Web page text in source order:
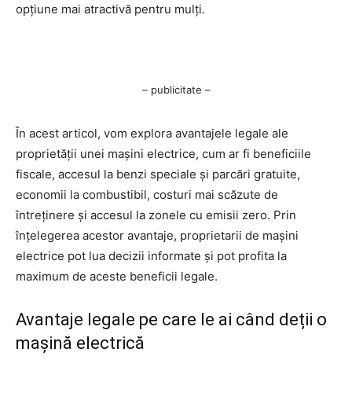
opțiune mai atractivă pentru mulți.
– publicitate –
În acest articol, vom explora avantajele legale ale
proprietății unei mașini electrice, cum ar fi beneficiile
fiscale, accesul la benzi speciale și parcări gratuite,
economii la combustibil, costuri mai scăzute de
întreținere și accesul la zonele cu emisii zero. Prin
înțelegerea acestor avantaje, proprietarii de mașini
electrice pot lua decizii informate și pot profita la
maximum de aceste beneficii legale.
Avantaje legale pe care le ai când deții o
mașină electrică